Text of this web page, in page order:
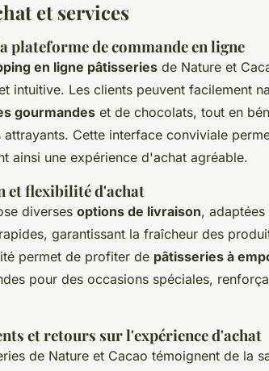
et services
plateforme de commande en ligne
en ligne pâtisseries de Nature et
intuitive. Les clients peuvent facilement
gourmandes et de chocolats, tout en
Cette interface conviviale
ainsi une expérience d'achat agréable.
et flexibilité d'achat
diverses options de livraison,
garantissant la fraîcheur des
permet de profiter de pâtisseries à
pour des occasions spéciales,
et retours sur l'expérience d'achat
de Nature et Cacao témoignent de la